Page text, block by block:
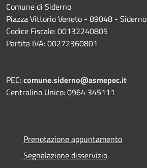
Comune di Siderno
Piazza Vittorio Veneto - 89048 - Siderno
Codice Fiscale: 00132240805
Partita IVA: 00272360801
PEC:comune.siderno@asmepec.it
Centralino Unico: 0964 345111
Prenotazione appuntamento
Segnalazione disservizio